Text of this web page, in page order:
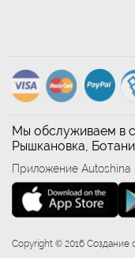
Мы обслуживаем в
Рышкановка,
Приложение Autoshina
Copyright © 2016 Создание